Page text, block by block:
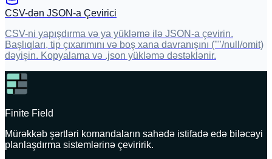
CSV-dən JSON-a Çevirici
CSV-ni yapışdırma və ya yükləmə ilə JSON-a çevirin.
Başlıqları, tip çıxarımını və boş xana davranışını (""/null/omit)
dəyişin. Kopyalama və .json yükləmə dəstəklənir.
Finite Field
Mürəkkəb şərtləri komandaların sahədə istifadə edə biləcəyi
planlaşdırma sistemlərinə çeviririk.